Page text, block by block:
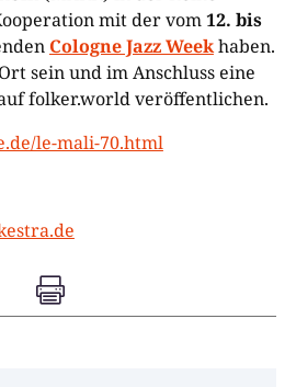
mit der vom12. bis
Cologne Jazz Weekhaben.
sein und im Anschluss eine
folker.world veröffentlichen.
le-mali-70.html
